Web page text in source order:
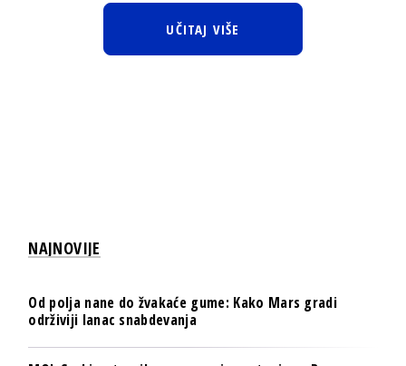
UČITAJ VIŠE
NAJNOVIJE
Od polja nane do žvakaće gume: Kako Mars gradi
održiviji lanac snabdevanja